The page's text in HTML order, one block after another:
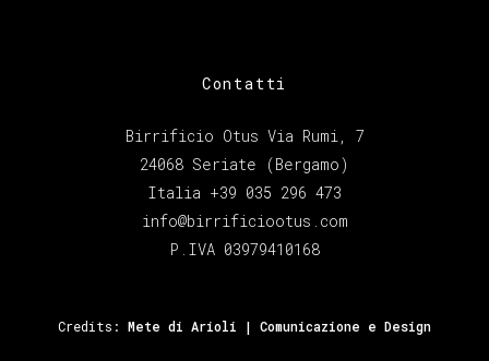
Contatti
Birrificio Otus Via Rumi, 7
24068 Seriate (Bergamo)
Italia +39 035 296 473
info@birrificiootus.com
P.IVA 03979410168
Credits: Mete di Arioli | Comunicazione e Design